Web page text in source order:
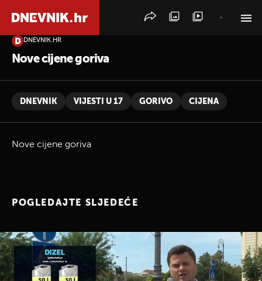
DNEVNIK.HR
Nove cijene goriva
DNEVNIK VIJESTI U 17 GORIVO CIJENA
Nove cijene goriva
POGLEDAJTE SLJEDEĆE
PRETRAŽITE VIJESTI